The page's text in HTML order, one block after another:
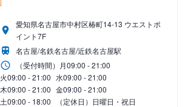
愛知県名古屋市中村区椿町14-13 ウエストポ
イント7F
名古屋/名鉄名古屋/近鉄名古屋駅
（受付時間） 月09:00 - 21:00
火09:00 - 21:00 水09:00 - 21:00
木09:00 - 21:00 金09:00 - 21:00
土09:00 - 18:00 （定休日）日曜日・祝日